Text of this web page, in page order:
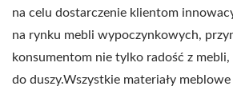
na celu dostarczenie klientom
na rynku mebli wypoczynkowych,
konsumentom nie tylko radość z mebli,
do duszy.Wszystkie materiały